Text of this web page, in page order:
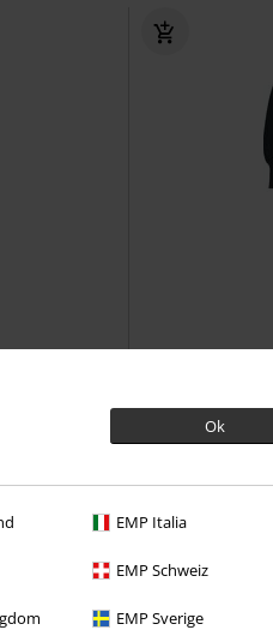
Ok
EMP Italia
EMP Schweiz
EMP Sverige
Banned Retro